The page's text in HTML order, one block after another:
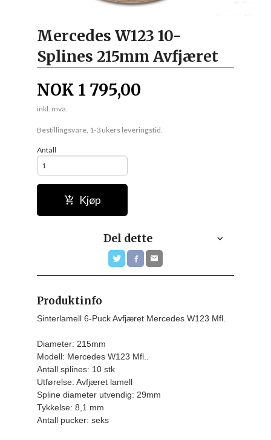
Mercedes W123 10-
Splines 215mm Avfjæret
NOK 1 795,00
inkl. mva.
Bestillingsvare, 1-3 ukers leveringstid.
Antall
Kjøp
Del dette
Produktinfo
Sinterlamell 6-Puck Avfjæret Mercedes W123 Mfl.
Diameter: 215mm
Modell: Mercedes W123 Mfl..
Antall splines: 10 stk
Utførelse: Avfjæret lamell
Spline diameter utvendig: 29mm
Tykkelse: 8,1 mm
Antall pucker: seks